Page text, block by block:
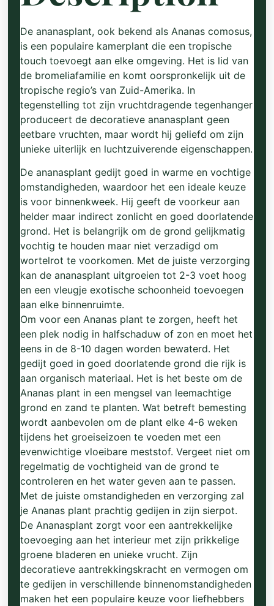
De ananasplant, ook bekend als Ananas comosus,
is een populaire kamerplant die een tropische
touch toevoegt aan elke omgeving. Het is lid van
de bromeliafamilie en komt oorspronkelijk uit de
tropische regio’s van Zuid-Amerika. In
tegenstelling tot zijn vruchtdragende tegenhanger
produceert de decoratieve ananasplant geen
eetbare vruchten, maar wordt hij geliefd om zijn
unieke uiterlijk en luchtzuiverende eigenschappen.
De ananasplant gedijt goed in warme en vochtige
omstandigheden, waardoor het een ideale keuze
is voor binnenkweek. Hij geeft de voorkeur aan
helder maar indirect zonlicht en goed doorlatende
grond. Het is belangrijk om de grond gelijkmatig
vochtig te houden maar niet verzadigd om
wortelrot te voorkomen. Met de juiste verzorging
kan de ananasplant uitgroeien tot 2-3 voet hoog
en een vleugje exotische schoonheid toevoegen
aan elke binnenruimte.
Om voor een Ananas plant te zorgen, heeft het
een plek nodig in halfschaduw of zon en moet het
eens in de 8-10 dagen worden bewaterd. Het
gedijt goed in goed doorlatende grond die rijk is
aan organisch materiaal. Het is het beste om de
Ananas plant in een mengsel van leemachtige
grond en zand te planten. Wat betreft bemesting
wordt aanbevolen om de plant elke 4-6 weken
tijdens het groeiseizoen te voeden met een
evenwichtige vloeibare meststof. Vergeet niet om
regelmatig de vochtigheid van de grond te
controleren en het water geven aan te passen.
Met de juiste omstandigheden en verzorging zal
je Ananas plant prachtig gedijen in zijn sierpot.
De Ananasplant zorgt voor een aantrekkelijke
toevoeging aan het interieur met zijn prikkelige
groene bladeren en unieke vrucht. Zijn
decoratieve aantrekkingskracht en vermogen om
te gedijen in verschillende binnenomstandigheden
maken het een populaire keuze voor liefhebbers